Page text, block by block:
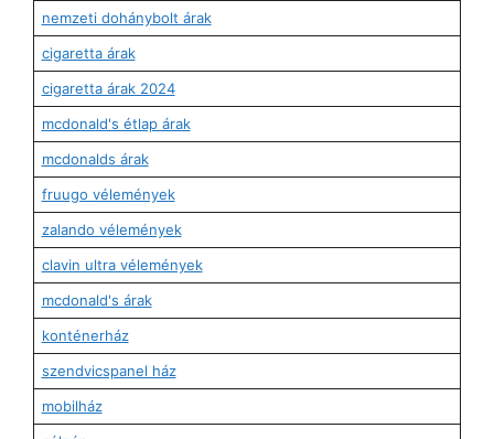
nemzeti dohánybolt árak
cigaretta árak
cigaretta árak 2024
mcdonald's étlap árak
mcdonalds árak
fruugo vélemények
zalando vélemények
clavin ultra vélemények
mcdonald's árak
konténerház
szendvicspanel ház
mobilház